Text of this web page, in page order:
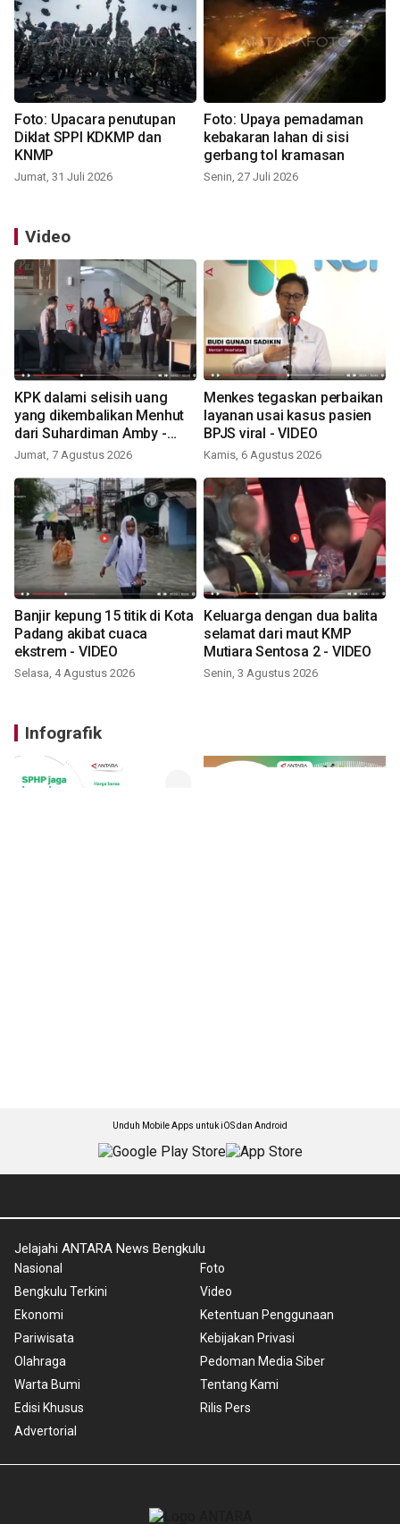
Foto: Upacara penutupan
Diklat SPPI KDKMP dan
KNMP
Jumat, 31 Juli 2026
Foto: Upaya pemadaman
kebakaran lahan di sisi
gerbang tol kramasan
Senin, 27 Juli 2026
Video
KPK dalami selisih uang
yang dikembalikan Menhut
dari Suhardiman Amby -
VIDEO
Jumat, 7 Agustus 2026
Menkes tegaskan perbaikan
layanan usai kasus pasien
BPJS viral - VIDEO
Kamis, 6 Agustus 2026
Banjir kepung 15 titik di Kota
Padang akibat cuaca
ekstrem - VIDEO
Selasa, 4 Agustus 2026
Keluarga dengan dua balita
selamat dari maut KMP
Mutiara Sentosa 2 - VIDEO
Senin, 3 Agustus 2026
Infografik
Unduh Mobile Apps untuk iOS dan Android
Jelajahi ANTARA News Bengkulu
Nasional
Bengkulu Terkini
Ekonomi
Pariwisata
Olahraga
Warta Bumi
Edisi Khusus
Advertorial
Foto
Video
Ketentuan Penggunaan
Kebijakan Privasi
Pedoman Media Siber
Tentang Kami
Rilis Pers